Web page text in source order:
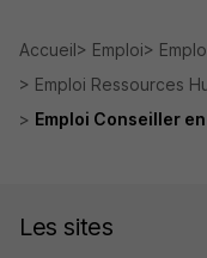
Accueil Emploi
Emploi Ressources
Emploi Conseiller
Les sites